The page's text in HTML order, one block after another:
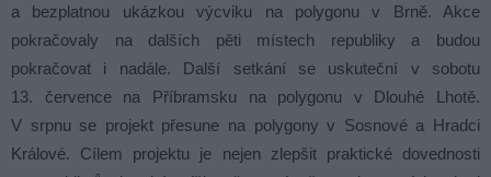
a bezplatnou ukázkou výcviku na polygonu v Brně. Akce
pokračovaly na dalších pěti místech republiky a budou
pokračovat i nadále. Další setkání se uskuteční v sobotu
13. července na Příbramsku na polygonu v Dlouhé Lhotě.
V srpnu se projekt přesune na polygony v Sosnové a Hradci
Králové. Cílem projektu je nejen zlepšit praktické dovednosti